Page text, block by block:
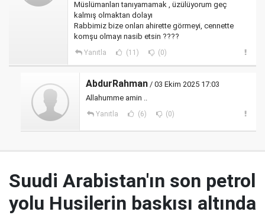
Müslümanları tanıyamamak , üzülüyorum geç
kalmış olmaktan dolayı
Rabbimiz bize onları ahirette görmeyi, cennette
komşu olmayı nasib etsin ????
Yanıtla (11) (0)
AbdurRahman / 03 Ekim 2025 17:03
Allahumme amin ..
Yanıtla (6) (0)
Suudi Arabistan'ın son petrol
yolu Husilerin baskısı altında